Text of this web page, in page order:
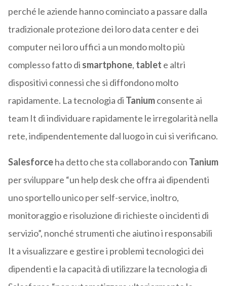
perché le aziende hanno cominciato a passare dalla
tradizionale protezione dei loro data center e dei
computer nei loro uffici a un mondo molto più
complesso fatto di smartphone, tablet e altri
dispositivi connessi che si diffondono molto
rapidamente. La tecnologia di Taniumconsente ai
team It di individuare rapidamente le irregolarità nella
rete, indipendentemente dal luogo in cui si verificano.
Salesforceha detto che sta collaborando con Tanium
per sviluppare “un help desk che offra ai dipendenti
uno sportello unico per self-service, inoltro,
monitoraggio e risoluzione di richieste o incidenti di
servizio”, nonché strumenti che aiutino i responsabili
It a visualizzare e gestire i problemi tecnologici dei
dipendenti e la capacità di utilizzare la tecnologia di